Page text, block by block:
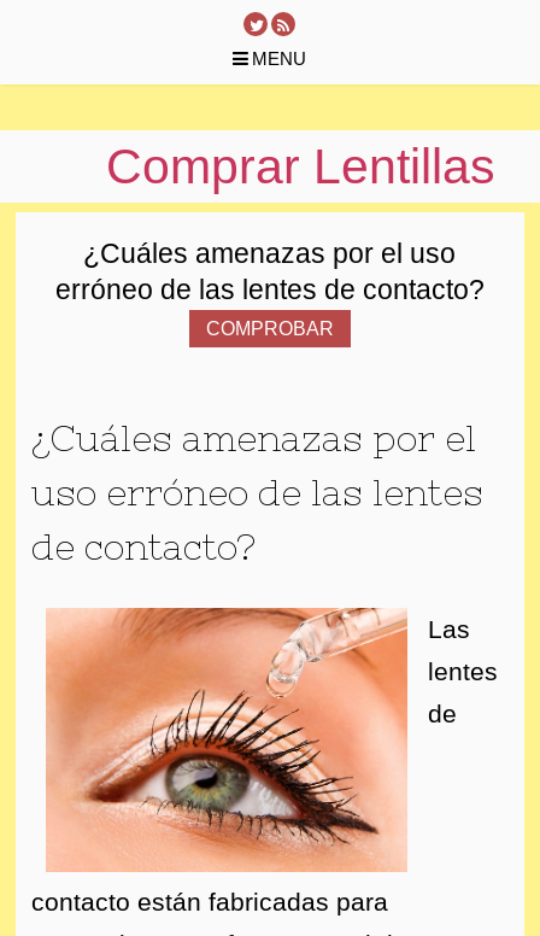
MENU
Comprar Lentillas
¿Cuáles amenazas por el uso
erróneo de las lentes de contacto?
COMPROBAR
¿Cuáles amenazas por el
uso erróneo de las lentes
de contacto?
Las
lentes
de
contacto están fabricadas para